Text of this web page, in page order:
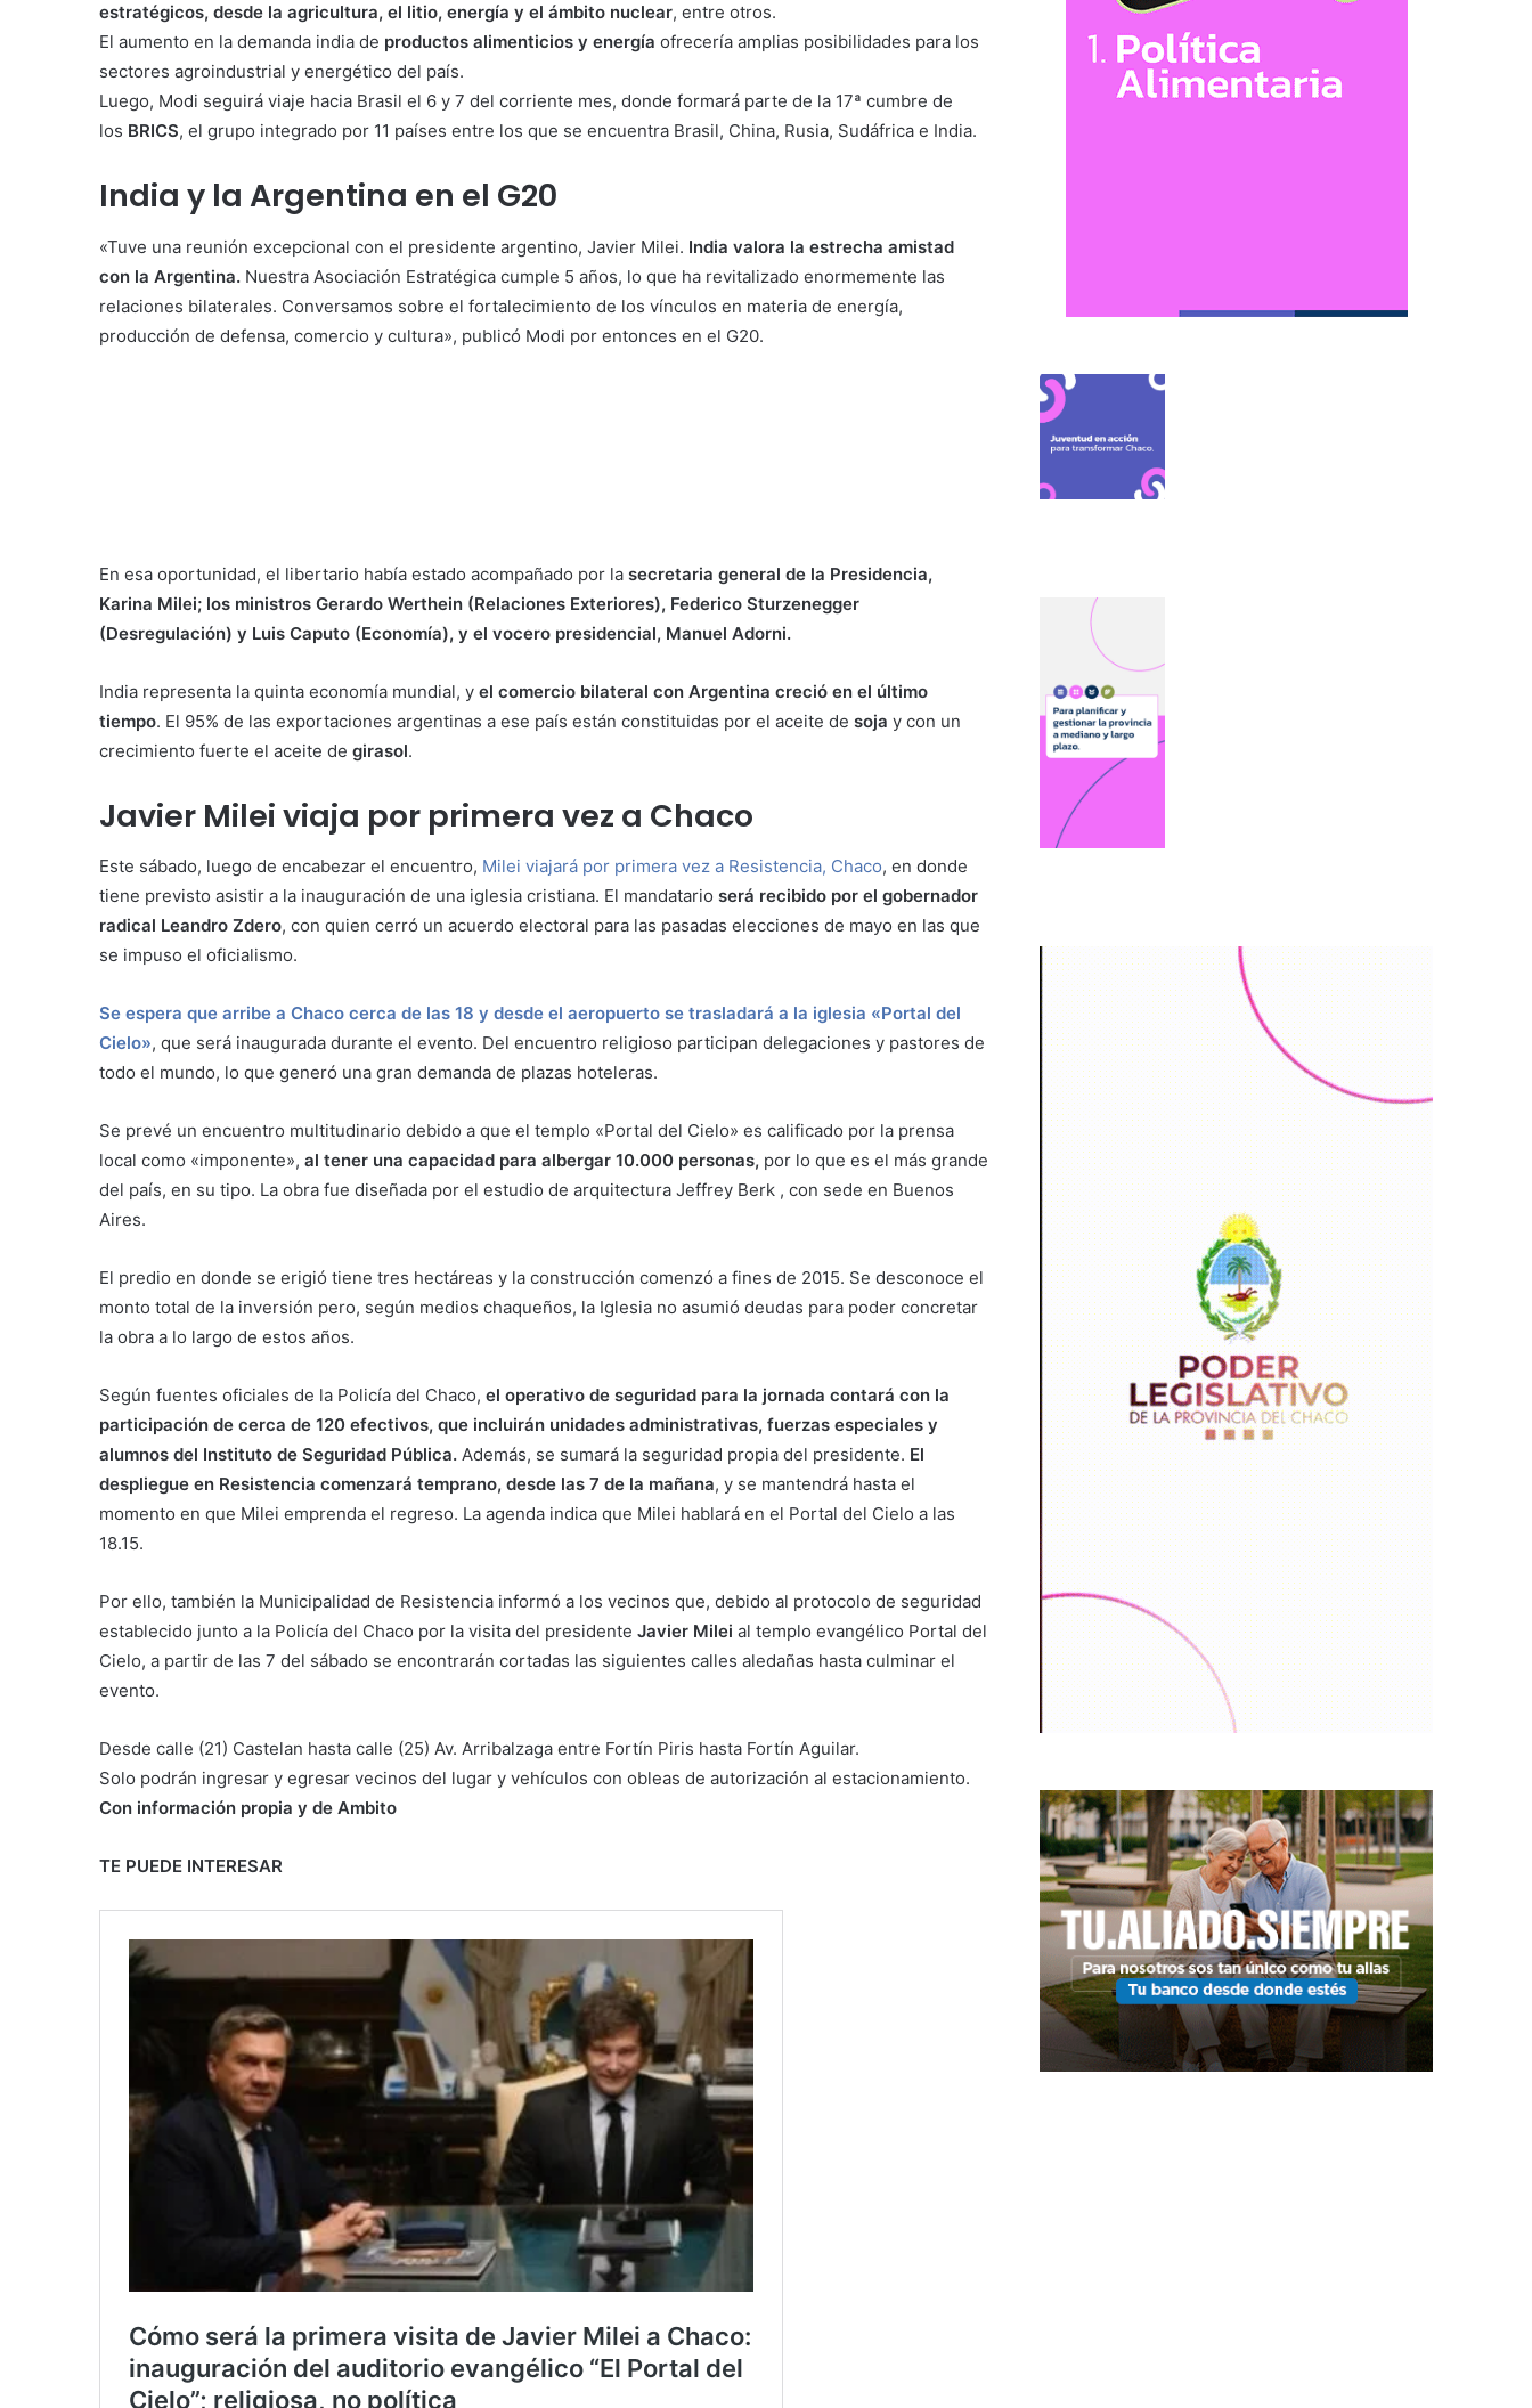
estratégicos, desde la agricultura, el litio, energía y el ámbito nuclear, entre otros.
El aumento en la demanda india de productos alimenticios y energía ofrecería amplias posibilidades para los
sectores agroindustrial y energético del país.
Luego, Modi seguirá viaje hacia Brasil el 6 y 7 del corriente mes, donde formará parte de la 17ª cumbre de
los BRICS, el grupo integrado por 11 países entre los que se encuentra Brasil, China, Rusia, Sudáfrica e India.
India y la Argentina en el G20
«Tuve una reunión excepcional con el presidente argentino, Javier Milei. India valora la estrecha amistad
con la Argentina. Nuestra Asociación Estratégica cumple 5 años, lo que ha revitalizado enormemente las
relaciones bilaterales. Conversamos sobre el fortalecimiento de los vínculos en materia de energía,
producción de defensa, comercio y cultura», publicó Modi por entonces en el G20.
En esa oportunidad, el libertario había estado acompañado por la secretaria general de la Presidencia,
Karina Milei; los ministros Gerardo Werthein (Relaciones Exteriores), Federico Sturzenegger
(Desregulación) y Luis Caputo (Economía), y el vocero presidencial, Manuel Adorni.
India representa la quinta economía mundial, y el comercio bilateral con Argentina creció en el último
tiempo. El 95% de las exportaciones argentinas a ese país están constituidas por el aceite de soja y con un
crecimiento fuerte el aceite de girasol.
Javier Milei viaja por primera vez a Chaco
Este sábado, luego de encabezar el encuentro, Milei viajará por primera vez a Resistencia, Chaco, en donde
tiene previsto asistir a la inauguración de una iglesia cristiana. El mandatario será recibido por el gobernador
radical Leandro Zdero, con quien cerró un acuerdo electoral para las pasadas elecciones de mayo en las que
se impuso el oficialismo.
Se espera que arribe a Chaco cerca de las 18 y desde el aeropuerto se trasladará a la iglesia «Portal del
Cielo», que será inaugurada durante el evento. Del encuentro religioso participan delegaciones y pastores de
todo el mundo, lo que generó una gran demanda de plazas hoteleras.
Se prevé un encuentro multitudinario debido a que el templo «Portal del Cielo» es calificado por la prensa
local como «imponente», al tener una capacidad para albergar 10.000 personas, por lo que es el más grande
del país, en su tipo. La obra fue diseñada por el estudio de arquitectura Jeffrey Berk , con sede en Buenos
Aires.
El predio en donde se erigió tiene tres hectáreas y la construcción comenzó a fines de 2015. Se desconoce el
monto total de la inversión pero, según medios chaqueños, la Iglesia no asumió deudas para poder concretar
la obra a lo largo de estos años.
Según fuentes oficiales de la Policía del Chaco, el operativo de seguridad para la jornada contará con la
participación de cerca de 120 efectivos, que incluirán unidades administrativas, fuerzas especiales y
alumnos del Instituto de Seguridad Pública. Además, se sumará la seguridad propia del presidente. El
despliegue en Resistencia comenzará temprano, desde las 7 de la mañana, y se mantendrá hasta el
momento en que Milei emprenda el regreso. La agenda indica que Milei hablará en el Portal del Cielo a las
18.15.
Por ello, también la Municipalidad de Resistencia informó a los vecinos que, debido al protocolo de seguridad
establecido junto a la Policía del Chaco por la visita del presidente Javier Milei al templo evangélico Portal del
Cielo, a partir de las 7 del sábado se encontrarán cortadas las siguientes calles aledañas hasta culminar el
evento.
Desde calle (21) Castelan hasta calle (25) Av. Arribalzaga entre Fortín Piris hasta Fortín Aguilar.
Solo podrán ingresar y egresar vecinos del lugar y vehículos con obleas de autorización al estacionamiento.
Con información propia y de Ambito
TE PUEDE INTERESAR